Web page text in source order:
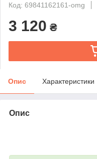
Код: 69841162161-omg
3 120 ₴
Опис Характеристики
Опис